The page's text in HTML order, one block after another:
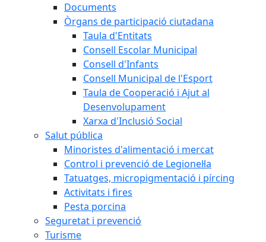
Documents
Òrgans de participació ciutadana
Taula d'Entitats
Consell Escolar Municipal
Consell d'Infants
Consell Municipal de l'Esport
Taula de Cooperació i Ajut al
Desenvolupament
Xarxa d'Inclusió Social
Salut pública
Minoristes d'alimentació i mercat
Control i prevenció de Legionel·la
Tatuatges, micropigmentació i pírcing
Activitats i fires
Pesta porcina
Seguretat i prevenció
Turisme